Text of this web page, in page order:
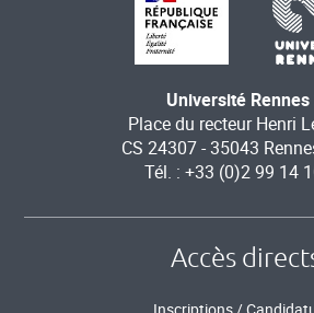
Université Rennes
Place du recteur Henri
CS 24307 - 35043
Tél. : +33 (0)2 99 14
Accès
Inscriptions /